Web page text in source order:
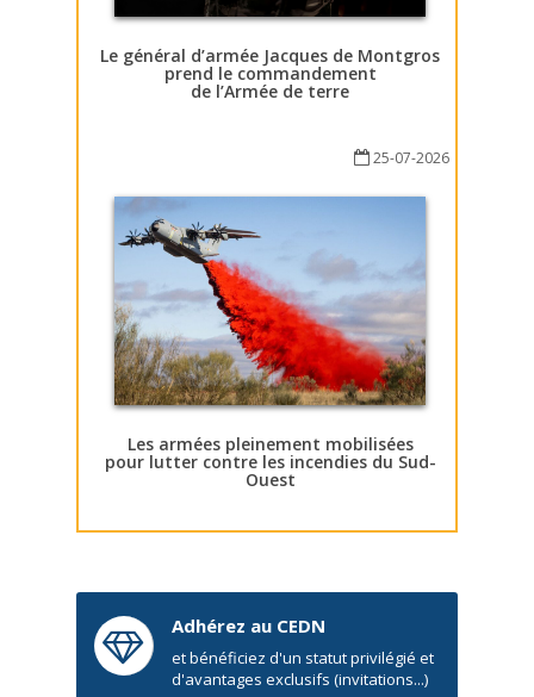
Le général d’armée Jacques de Montgros
prend le commandement
de l’Armée de terre
25-07-2026
Les armées pleinement mobilisées
pour lutter contre les incendies du Sud-
Ouest
Adhérez au CEDN
et bénéficiez d'un statut privilégié et
d'avantages exclusifs (invitations...)